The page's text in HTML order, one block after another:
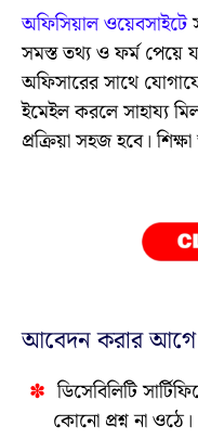
অফিসিয়াল ওয়েবসাইটে
সমস্ত তথ্য ও ফর্ম পেয়ে
অফিসারের সাথে
ইমেইল করলে সাহায্য
প্রক্রিয়া সহজ হবে।
আবেদন করার আগে
ডিসেবিলিটি
কোনো প্রশ্ন না ওঠে।